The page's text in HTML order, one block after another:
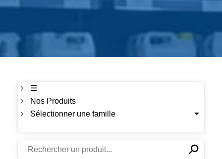
☰
Nos Produits
Sélectionner une famille
✕⚲